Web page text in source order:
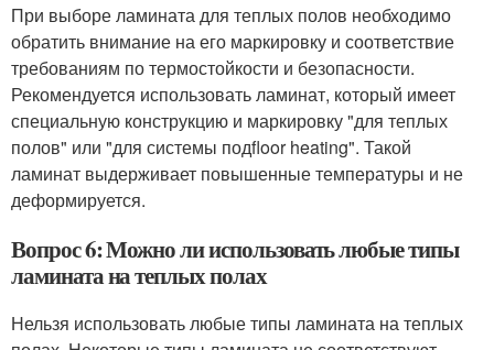
При выборе ламината для теплых полов необходимо
обратить внимание на его маркировку и соответствие
требованиям по термостойкости и безопасности.
Рекомендуется использовать ламинат, который имеет
специальную конструкцию и маркировку "для теплых
полов" или "для системы подfloor heating". Такой
ламинат выдерживает повышенные температуры и не
деформируется.
Вопрос 6: Можно ли использовать любые типы
ламината на теплых полах
Нельзя использовать любые типы ламината на теплых